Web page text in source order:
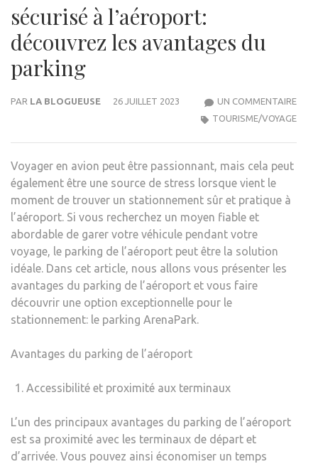
sécurisé à l’aéroport:
découvrez les avantages du
parking
PAR LA BLOGUEUSE 26 JUILLET 2023 UN COMMENTAIRESUR
TOURISME/VOYAGE
Voyager en avion peut être passionnant, mais cela peut
également être une source de stress lorsque vient le
moment de trouver un stationnement sûr et pratique à
l’aéroport. Si vous recherchez un moyen fiable et
abordable de garer votre véhicule pendant votre
voyage, le parking de l’aéroport peut être la solution
idéale. Dans cet article, nous allons vous présenter les
avantages du parking de l’aéroport et vous faire
découvrir une option exceptionnelle pour le
stationnement: le parking ArenaPark.
Avantages du parking de l’aéroport
Accessibilité et proximité aux terminaux
L’un des principaux avantages du parking de l’aéroport
est sa proximité avec les terminaux de départ et
d’arrivée. Vous pouvez ainsi économiser un temps